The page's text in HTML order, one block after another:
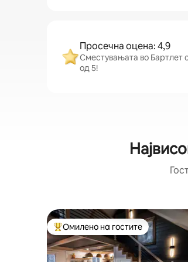
Просечна оцена: 4,9
Сместувањата во Бартлет
од 5!
Меѓу најуспешните „Омилени на
Омилено на гостите